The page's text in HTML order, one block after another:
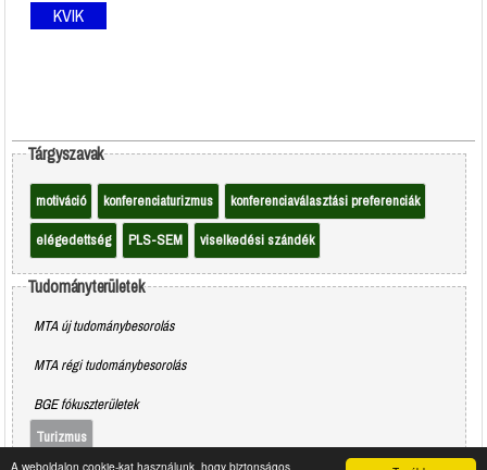
A weboldalon cookie-kat használunk, hogy biztonságos
KVIK
Tárgyszavak
motiváció konferenciaturizmus konferenciaválasztási preferenciák
elégedettség PLS-SEM viselkedési szándék
Tudományterületek
MTA új tudománybesorolás
MTA régi tudománybesorolás
BGE fókuszterületek
Turizmus